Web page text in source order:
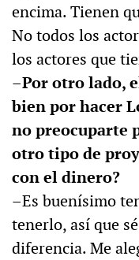
encima. Tienen
No todos los
los actores que
–Por otro lado,
bien por hacer
no preocuparte
otro tipo de
con el dinero?
–Es buenísimo
tenerlo, así que
diferencia. Me